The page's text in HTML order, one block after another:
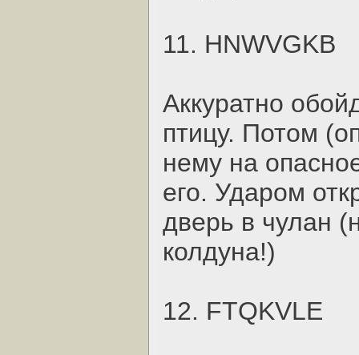
11. HNWVGKB
Аккуратно
птицу. Потом
нему на
его. Ударом
дверь в чулан
колдуна!)
12. FTQKVLE